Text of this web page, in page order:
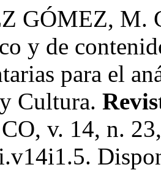
GÓMEZ, M.
y de
para el
Cultura.
v. 14, n.